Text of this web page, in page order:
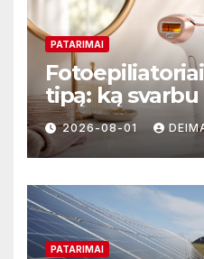
PATARIMAI
tipą: ką
perkant?
2026-08-01
PATARIMAI